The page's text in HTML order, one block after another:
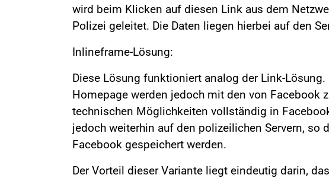
wird beim Klicken auf diesen Link aus dem
Polizei geleitet. Die Daten liegen hierbei auf den
Inlineframe-Lösung:
Diese Lösung funktioniert analog der Link-
Homepage werden jedoch mit den von Facebook
technischen Möglichkeiten vollständig in
jedoch weiterhin auf den polizeilichen Servern, so
Facebook gespeichert werden.
Der Vorteil dieser Variante liegt eindeutig darin,